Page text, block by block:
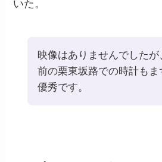
いた。
映像はありませんでしたが
前の栗東坂路での時計もま
優秀です。